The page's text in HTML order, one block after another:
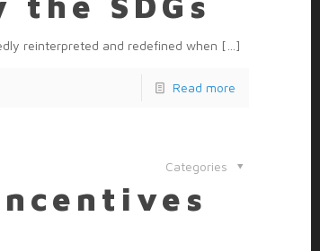
reinterpreted and redefined when […]
Read more
Categories